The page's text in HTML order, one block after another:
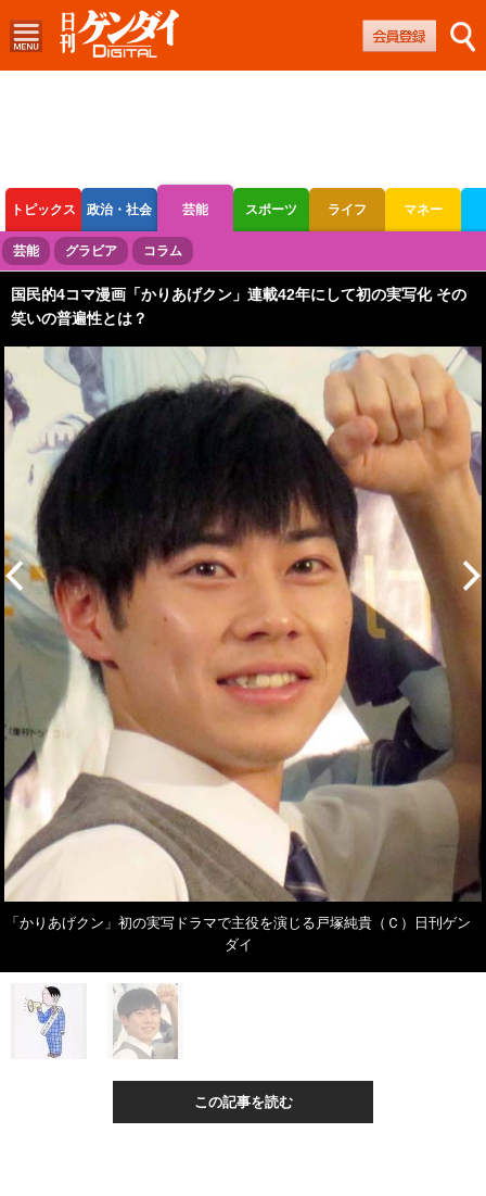
トピックス 政治・社会 芸能 スポーツ ライフ マネー
ボートレース 競輪 オートレース
芸能 グラビア コラム
国民的4コマ漫画「かりあげクン」連載42年にして初の実写化 その
笑いの普遍性とは？
「かりあげクン」初の実写ドラマで主役を演じる戸塚純貴（Ｃ）日刊ゲン
ダイ
この記事を読む